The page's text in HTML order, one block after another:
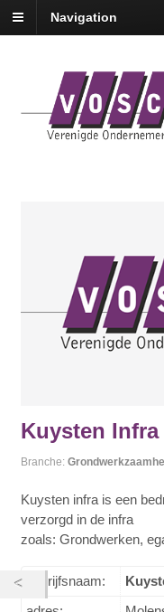
Navigation
Kuysten Infra
Branche:
Kuysten infra is een
verzorgd in de infra
zoals: Grondwerken,
bedrijfsnaam: